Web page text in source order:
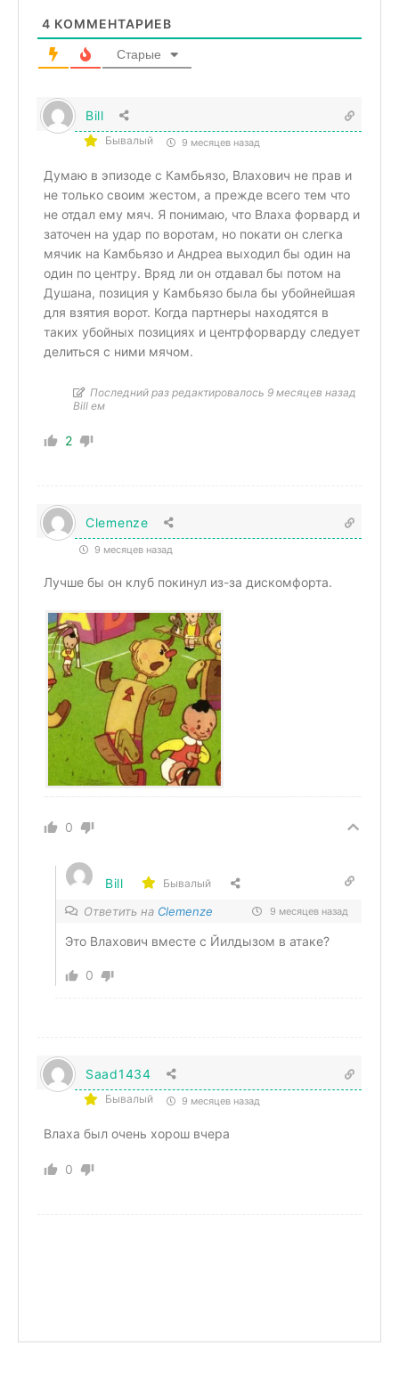
4 КОММЕНТАРИЕВ
Старые
Bill
Бывалый 9 месяцев назад
Думаю в эпизоде с Камбьязо, Влахович не прав и
не только своим жестом, а прежде всего тем что
не отдал ему мяч. Я понимаю, что Влаха форвард и
заточен на удар по воротам, но покати он слегка
мячик на Камбьязо и Андреа выходил бы один на
один по центру. Вряд ли он отдавал бы потом на
Душана, позиция у Камбьязо была бы убойнейшая
для взятия ворот. Когда партнеры находятся в
таких убойных позициях и центрфорварду следует
делиться с ними мячом.
Последний раз редактировалось 9 месяцев назад
Bill ем
2
Clemenze
9 месяцев назад
Лучше бы он клуб покинул из-за дискомфорта.
0
Bill Бывалый
Ответить на Clemenze 9 месяцев назад
Это Влахович вместе с Йилдызом в атаке?
0
Saad1434
Бывалый 9 месяцев назад
Влаха был очень хорош вчера
0